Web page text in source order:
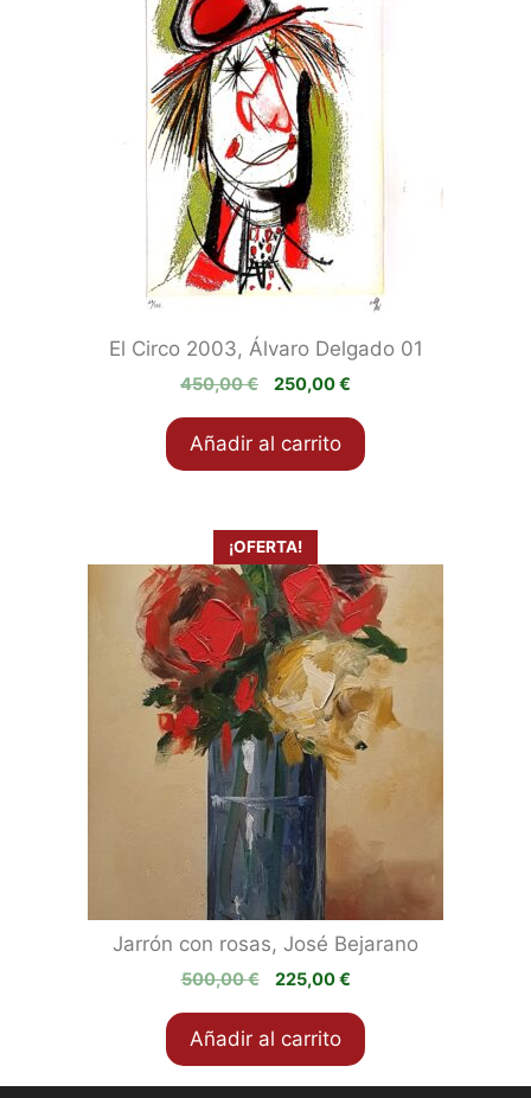
El Circo 2003, Álvaro Delgado 01
450,00€
El
original
era:
250,00€
actual
es:
Añadir al carrito
¡OFERTA!
Jarrón con rosas, José Bejarano
500,00€
El
original
era:
225,00€El
actual
es:
Añadir al carrito